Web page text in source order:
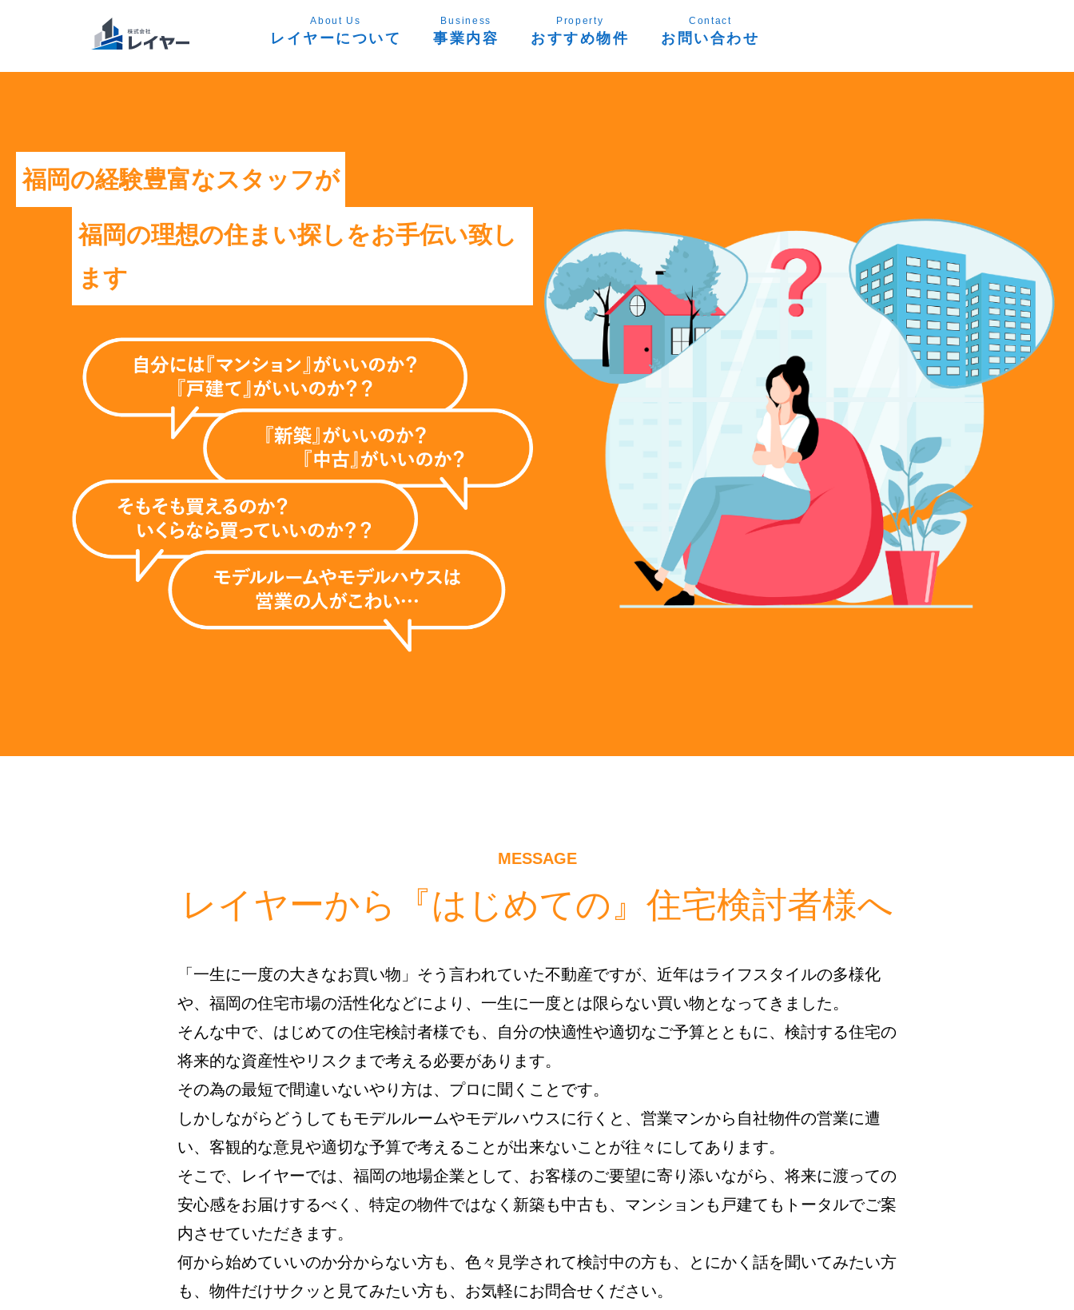
About Us
レイヤーについて
Business
事業内容
Property
おすすめ物件
Contact
お問い合わせ
福岡の経験豊富なスタッフが
福岡の理想の住まい探しをお手伝い致し
ます
MESSAGE
レイヤーから『はじめての』住宅検討者様へ
「一生に一度の大きなお買い物」そう言われていた不動産ですが、近年はライフスタイルの多様化
や、福岡の住宅市場の活性化などにより、一生に一度とは限らない買い物となってきました。
そんな中で、はじめての住宅検討者様でも、自分の快適性や適切なご予算とともに、検討する住宅の
将来的な資産性やリスクまで考える必要があります。
その為の最短で間違いないやり方は、プロに聞くことです。
しかしながらどうしてもモデルルームやモデルハウスに行くと、営業マンから自社物件の営業に遭
い、客観的な意見や適切な予算で考えることが出来ないことが往々にしてあります。
そこで、レイヤーでは、福岡の地場企業として、お客様のご要望に寄り添いながら、将来に渡っての
安心感をお届けするべく、特定の物件ではなく新築も中古も、マンションも戸建てもトータルでご案
内させていただきます。
何から始めていいのか分からない方も、色々見学されて検討中の方も、とにかく話を聞いてみたい方
も、物件だけサクッと見てみたい方も、お気軽にお問合せください。